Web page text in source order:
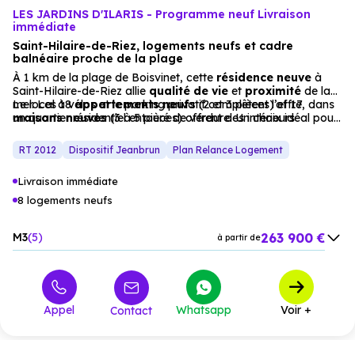
LES JARDINS D'ILARIS - Programme neuf Livraison
immédiate
Saint-Hilaire-de-Riez, logements neufs et cadre
balnéaire proche de la plage
À 1 km de la plage de Boisvinet, cette résidence neuve à
Saint-Hilaire-de-Riez allie qualité de vie et proximité de la
mer. Les 18appartementsneufs(2 et 3 pièces) et 17
maisonsneuves(3 à 5 pièces) offrent des intérieurs
terrasses, jardins), pour un quotidien baigné de soleil.
Le local à vélos et le parking privatif complètent l’offre, dans
un quartier résidentiel entouré de verdure. Un choix idéal pour
investissement immobilierrentable, avec la possibilité de
bénéficier du Prêt à Taux Zéro.
RT 2012 Dispositif Jeanbrun Plan Relance Logement
Livraison immédiate
8 logements neufs
M3 5 à partir de263 900 €
Appel Contact Whatsapp Voir +